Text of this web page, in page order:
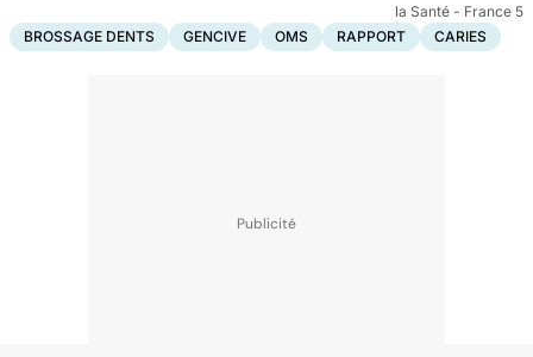
la Santé - France 5
BROSSAGE DENTS
GENCIVE OMS RAPPORT CARIES